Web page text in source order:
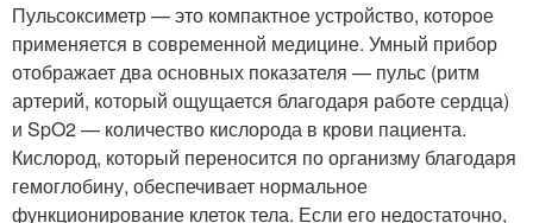
Пульсоксиметр — это компактное устройство, которое
применяется в современной медицине. Умный прибор
отображает два основных показателя — пульс (ритм
артерий, который ощущается благодаря работе сердца)
и SpO2 — количество кислорода в крови пациента.
Кислород, который переносится по организму благодаря
гемоглобину, обеспечивает нормальное
функционирование клеток тела. Если его недостаточно,